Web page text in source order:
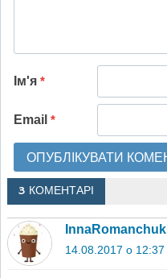
Ім'я *
Email *
3 КОМЕНТАРІ
InnaRomanchuk
14.08.2017 о 12:37